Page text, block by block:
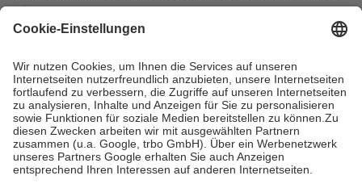
mit.
Grundsätzlich leisten Mitglieder Zuzahlungen in Höhe von zehn
höchstens zehn Euro.
Es sind jedoch nie mehr als die tatsächlichen
Kosten der Leistung zu entrichten.
Diese Regeln gelten grundsätzlich auch für Online-Apotheken.
Bei Heilmitteln und häuslicher Krankenpflege beträgt die
Zuzahlung zehn Prozent der Kosten sowie zehn Euro je
Verordnung.
Um das Engagement der Versicherten für ihre eigene Gesundheit zu
stärken und die besondere Stellung der Familie zu unterstützen,